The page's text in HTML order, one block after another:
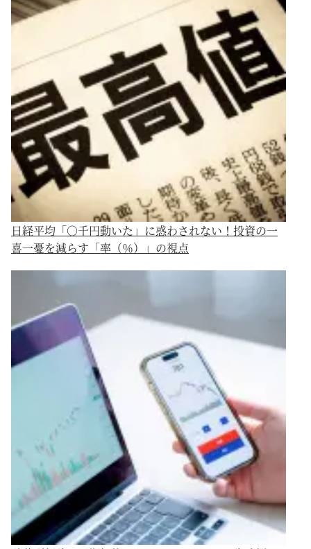
日経平均「○千円動いた」に惑わされない！投資の一
喜一憂を減らす「率（％）」の視点